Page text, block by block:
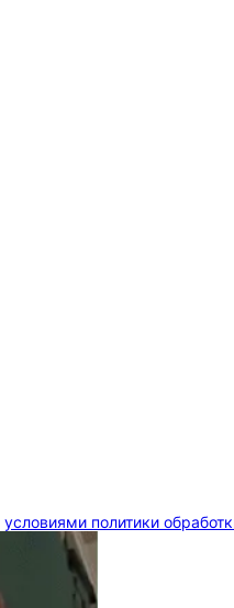
условиями политики